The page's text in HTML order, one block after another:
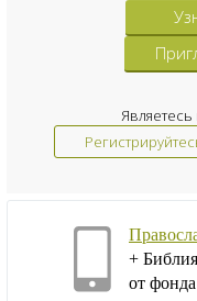
Являетесь
+
от